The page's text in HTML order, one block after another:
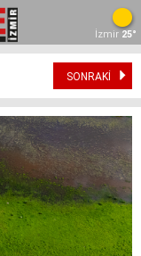
İzmir 25°
SONRAKİ